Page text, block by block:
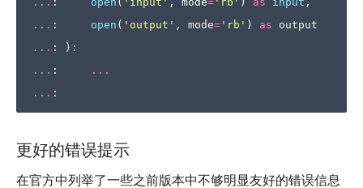
... : open ( 'output' , mode= 'rb' ) as
output
... :
):
... :
...
... :
更好的错误提示
在官方中列举了一些之前版本中不够明显友好的错误信息